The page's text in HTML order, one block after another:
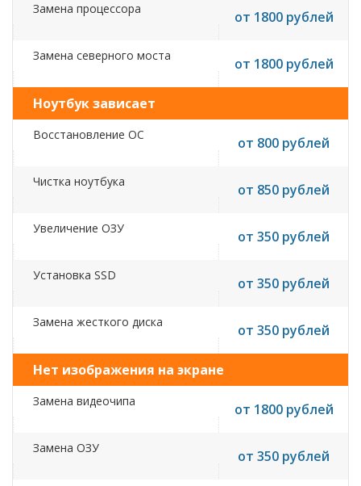
Замена процессора от 1800 рублей
Замена северного моста от 1800 рублей
Ноутбук зависает
Восстановление ОС от 800 рублей
Чистка ноутбука от 850 рублей
Увеличение ОЗУ от 350 рублей
Установка SSD от 350 рублей
Замена жесткого диска от 350 рублей
Нет изображения на экране
Замена видеочипа от 1800 рублей
Замена ОЗУ от 350 рублей